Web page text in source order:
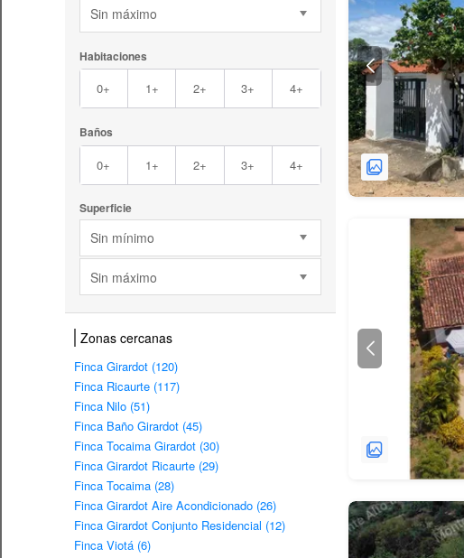
Sin máximo
Habitaciones
0+ 1+ 2+ 3+ 4+
Baños
0+ 1+ 2+ 3+ 4+
Superficie
Sin mínimo
Sin máximo
Zonas cercanas
Finca Girardot (120)
Finca Ricaurte (117)
Finca Nilo (51)
Finca Baño Girardot (45)
Finca Tocaima Girardot (30)
Finca Girardot Ricaurte (29)
Finca Tocaima (28)
Finca Girardot Aire Acondicionado (26)
Finca Girardot Conjunto Residencial (12)
Finca Viotá (6)